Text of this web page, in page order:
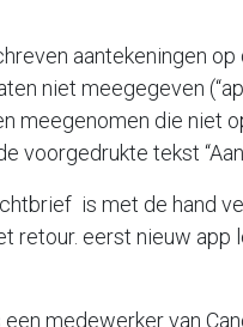
aantekeningen
niet meegegeven
meegenomen die niet
voorgedrukte tekst
is met de hand
retour. eerst nieuw
medewerker van